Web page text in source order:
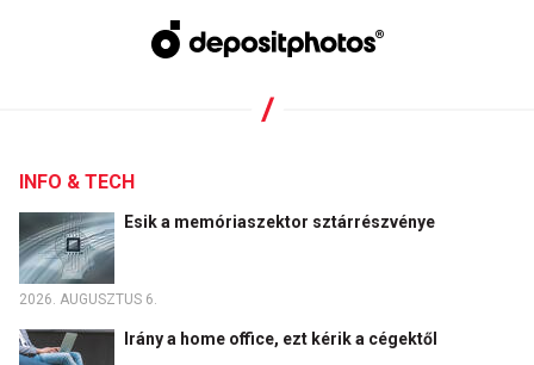
INFO & TECH
Esik a memóriaszektor sztárrészvénye
2026. AUGUSZTUS 6.
Irány a home office, ezt kérik a cégektől